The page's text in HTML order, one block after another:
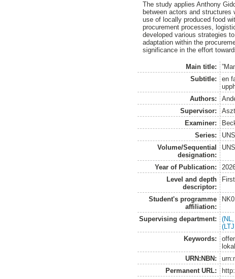
The study applies Anthony
between actors and
use of locally produced food
procurement processes,
developed various strategies
adaptation within the
significance in the effort
Main title:
Subtitle:
en
Authors:
Supervisor:
Examiner:
Series:
Volume/Sequential
designation:
Year of Publication:
Level and depth
descriptor:
Student's programme
affiliation:
Supervising department:
Keywords:
URN:NBN:
Permanent URL: